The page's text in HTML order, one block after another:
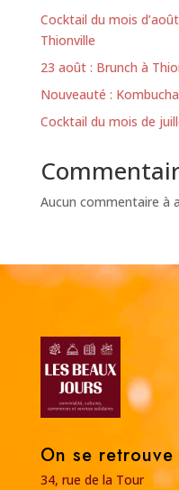
Cocktail du mois
Thionville
23 août : Brunch à
Nouveauté :
Cocktail du mois de
Aucun commentaire à
On se retrouve
34, rue de la Tour